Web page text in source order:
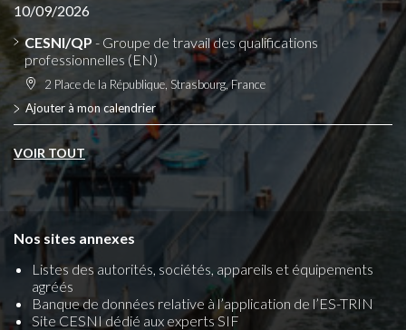
10/09/2026
CESNI/QP - Groupe de travail des qualifications
professionnelles (EN)
2 Place de la République, Strasbourg, France
Ajouter à mon calendrier
VOIR TOUT
Nos sites annexes
Listes des autorités, sociétés, appareils et équipements
agréés
Banque de données relative à l’application de l’ES-TRIN
Site CESNI dédié aux experts SIF